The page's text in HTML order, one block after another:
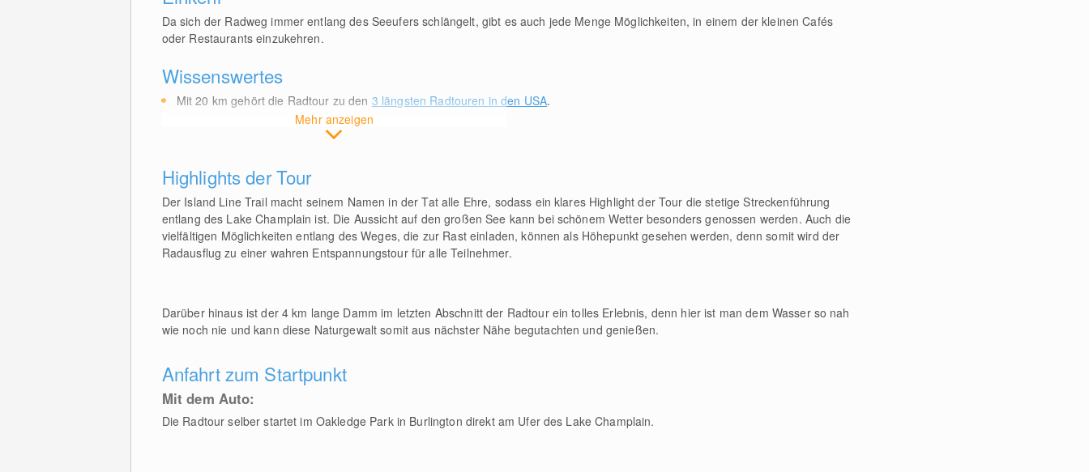
Da sich der Radweg immer entlang des Seeufers schlängelt, gibt es auch jede Menge Möglichkeiten, in einem der kleinen Cafés
oder Restaurants einzukehren.
Wissenswertes
Mehr anzeigen
Mit 20 km gehört die Radtour zu den 3 längsten Radtouren in den USA.
Highlights der Tour
Der Island Line Trail macht seinem Namen in der Tat alle Ehre, sodass ein klares Highlight der Tour die stetige Streckenführung
entlang des Lake Champlain ist. Die Aussicht auf den großen See kann bei schönem Wetter besonders genossen werden. Auch die
vielfältigen Möglichkeiten entlang des Weges, die zur Rast einladen, können als Höhepunkt gesehen werden, denn somit wird der
Radausflug zu einer wahren Entspannungstour für alle Teilnehmer.
Darüber hinaus ist der 4 km lange Damm im letzten Abschnitt der Radtour ein tolles Erlebnis, denn hier ist man dem Wasser so nah
wie noch nie und kann diese Naturgewalt somit aus nächster Nähe begutachten und genießen.
Anfahrt zum Startpunkt
Mit dem Auto:
Die Radtour selber startet im Oakledge Park in Burlington direkt am Ufer des Lake Champlain.